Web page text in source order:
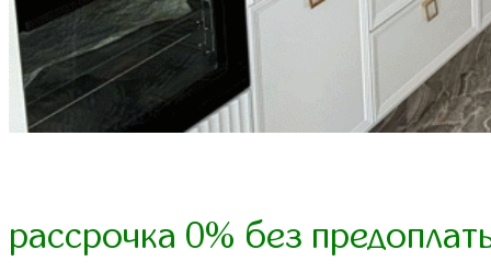
рассрочка 0% без